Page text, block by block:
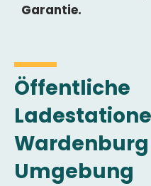
Garantie.
Öffentliche
Umgebung